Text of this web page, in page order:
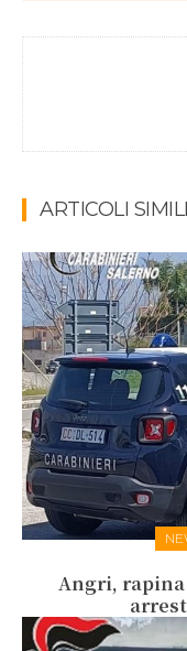
ARTICOLI SIMILI
Angri, rapina